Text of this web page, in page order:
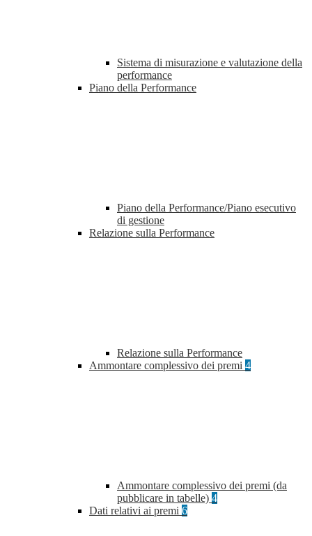
Sistema di misurazione e valutazione della
performance
Piano della Performance
Piano della Performance/Piano esecutivo
di gestione
Relazione sulla Performance
Relazione sulla Performance
Ammontare complessivo dei premi 4
Ammontare complessivo dei premi (da
pubblicare in tabelle) 4
Dati relativi ai premi 6